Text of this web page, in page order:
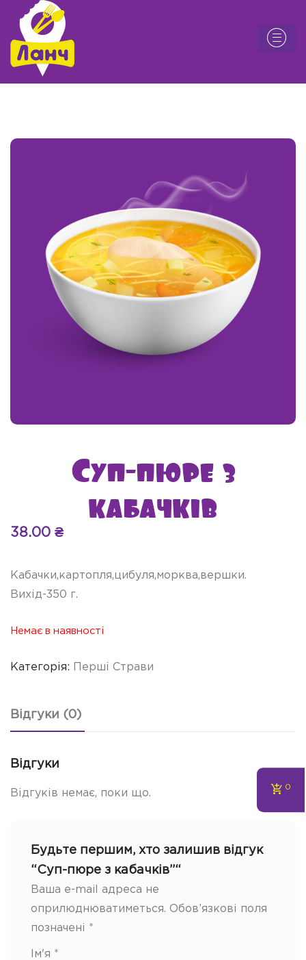
Суп-пюре з
кабачків
38.00 ₴
Кабачки,картопля,цибуля,морква,вершки.
Вихід-350 г.
Немає в наявності
Категорія: Перші Страви
Відгуки (0)
Відгуки
Відгуків немає, поки що.
Будьте першим, хто залишив відгук
“Суп-пюре з кабачків”“
Ваша e-mail адреса не
оприлюднюватиметься. Обов’язкові поля
позначені *
Ім'я *
0